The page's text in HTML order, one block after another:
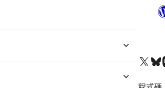
查看我們的 X (之前的 Twitter) 帳號造訪我們的 Bluesky 帳號造